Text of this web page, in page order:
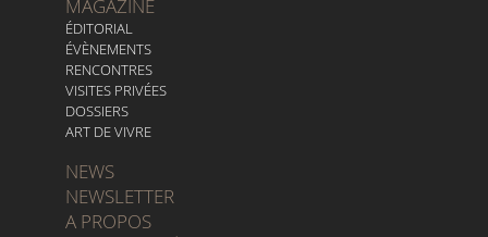
MAGAZINE
ÉDITORIAL
ÉVÈNEMENTS
RENCONTRES
VISITES PRIVÉES
DOSSIERS
ART DE VIVRE
NEWS
NEWSLETTER
A PROPOS